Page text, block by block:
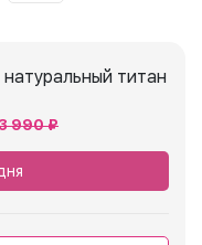
натуральный титан
990 ₽